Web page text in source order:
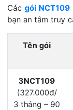
Các gói NCT109
bạn an tâm truy
Tên gói
3NCT109
(327.000đ/
3 tháng – 90